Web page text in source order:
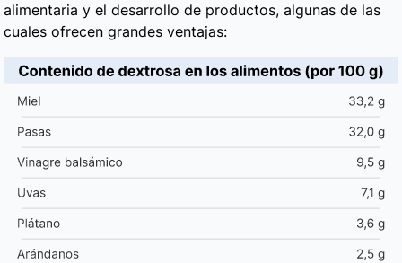
alimentaria y el desarrollo de productos, algunas de las
cuales ofrecen grandes ventajas: